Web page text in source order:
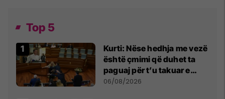
Top 5
Kurti: Nëse hedhja me vezë
është çmimi që duhet ta
paguaj për t’u takuar e
bashkëbiseduar jam i
06/08/2026